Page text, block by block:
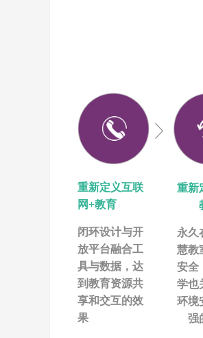
重新定义互联
网+教育
闭环设计与开
放平台融合工
具与数据，达
到教育资源共
享和交互的效
果
重新
永久
慧教
安全
学也
环境
强